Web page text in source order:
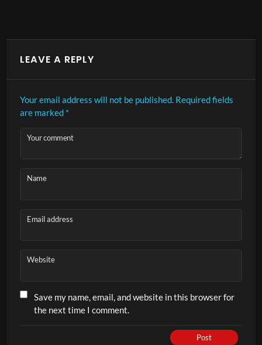
LEAVE A REPLY
Your email address will not be published. Required fields
are marked *
Your comment
Name
Email address
Website
Save my name, email, and website in this browser for
the next time I comment.
Post